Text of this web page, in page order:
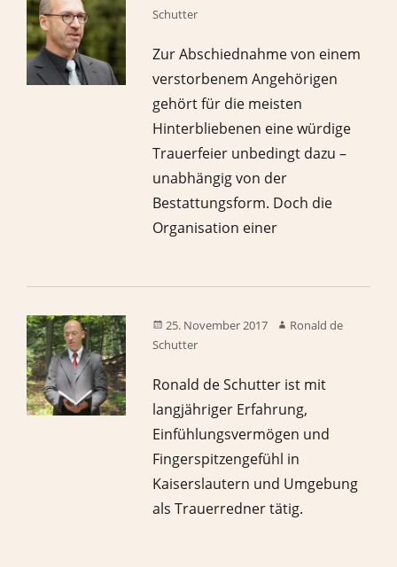
Schutter
Zur Abschiednahme von einem
verstorbenem Angehörigen
gehört für die meisten
Hinterbliebenen eine würdige
Trauerfeier unbedingt dazu –
unabhängig von der
Bestattungsform. Doch die
Organisation einer
25. November 2017
Ronald de
Schutter
Ronald de Schutter ist mit
langjähriger Erfahrung,
Einfühlungsvermögen und
Fingerspitzengefühl in
Kaiserslautern und Umgebung
als Trauerredner tätig.